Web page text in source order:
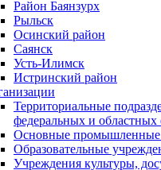
Район Баянзурх
Рыльск
Осинский район
Саянск
Усть-Илимск
Истринский район
Территориальные
федеральных и областных
Основные промышленные
Образовательные
Учреждения культуры,